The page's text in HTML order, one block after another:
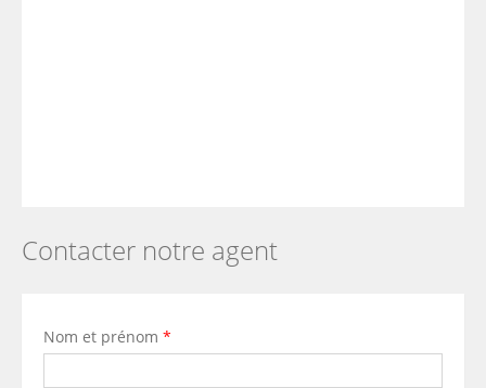
Contacter notre agent
Nom et prénom *